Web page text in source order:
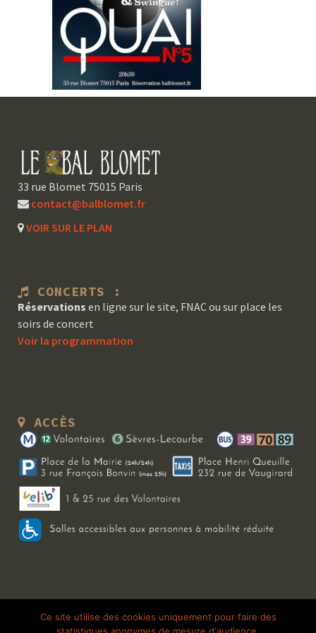
33 rue Blomet 75015 Paris
contact@balblomet.fr
VOIR SUR LE PLAN
CONCERTS :
Réservations en ligne sur le site, FNAC ou sur place les
soirs de concert
Voir la programmation
ACCÈS
Copyright 2026 Le Bal Blomet | Tous droits réservés | Mentions légales
Ce site utilise des cookies uniquement pour faire des